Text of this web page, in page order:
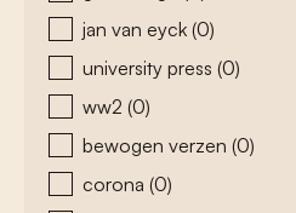
jan van eyck (0)
university press (0)
ww2 (0)
bewogen verzen (0)
corona (0)